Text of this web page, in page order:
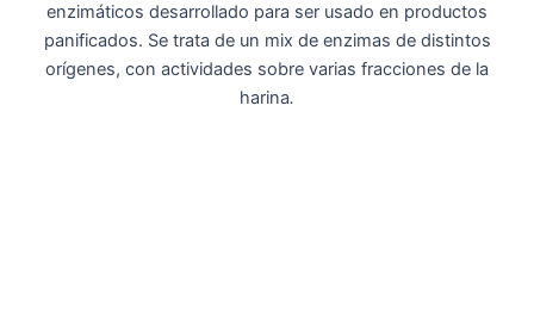
enzimáticos desarrollado para ser usado en productos
panificados. Se trata de un mix de enzimas de distintos
orígenes, con actividades sobre varias fracciones de la
harina.